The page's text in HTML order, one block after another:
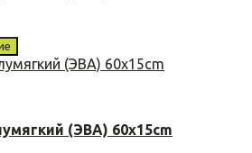
(ЭВА) 60x15cm